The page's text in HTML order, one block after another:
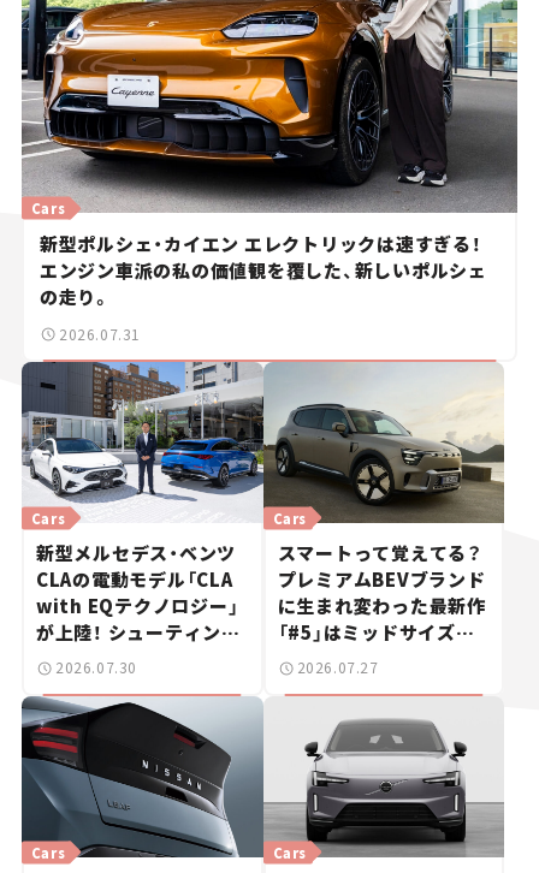
Cars
新型ポルシェ・カイエン エレクトリックは速すぎる！
エンジン車派の私の価値観を覆した、新しいポルシェ
の走り。
2026.07.31
Cars
新型メルセデス・ベンツ
CLAの電動モデル「CLA
with EQテクノロジー」
が上陸！ シューティング
ブレークも発売【新車ニ
2026.07.30
Cars
スマートって覚えてる？
プレミアムBEVブランド
に生まれ変わった最新作
「#5」はミッドサイズ
SUV！【日本未発売のク
2026.07.27
Cars Cars